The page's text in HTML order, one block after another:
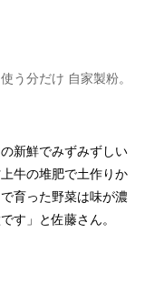
う分だけ 自家製粉。
新鮮でみずみずしい
牛の堆肥で土作りか
育った野菜は味が濃
す」と佐藤さん。